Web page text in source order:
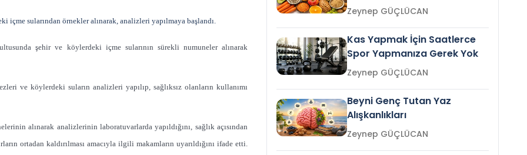
içme sularından örnekler alınarak, analizleri yapılmaya başlandı.
şehir ve köylerdeki içme sularının sürekli numuneler alınarak
ve köylerdeki suların analizleri yapılıp, sağlıksız olanların kullanımı
alınarak analizlerinin laboratuvarlarda yapıldığını, sağlık açısından
ortadan kaldırılması amacıyla ilgili makamların uyarıldığını ifade etti.
Zeynep GÜÇLÜCAN
Kas Yapmak İçin Saatlerce
Spor Yapmanıza Gerek Yok
Zeynep GÜÇLÜCAN
Beyni Genç Tutan Yaz
Alışkanlıkları
Zeynep GÜÇLÜCAN